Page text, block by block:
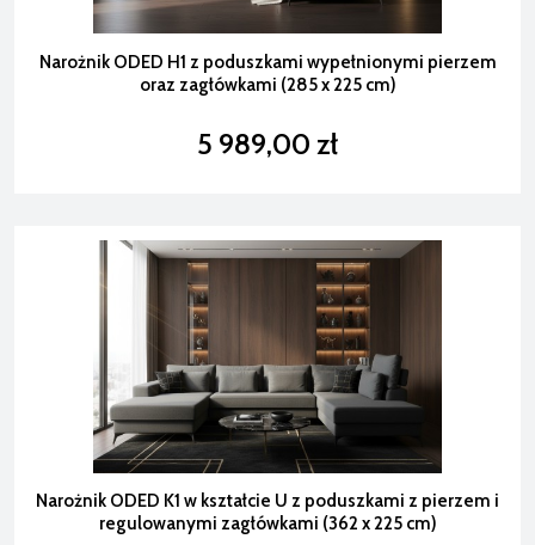
Narożnik ODED H1 z poduszkami wypełnionymi pierzem
oraz zagłówkami (285 x 225 cm)
5 989,00 zł
Narożnik ODED K1 w kształcie U z poduszkami z pierzem i
regulowanymi zagłówkami (362 x 225 cm)